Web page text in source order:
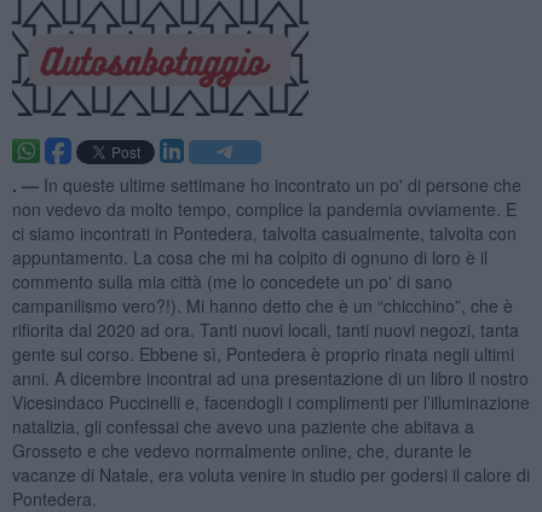
. — In queste ultime settimane ho incontrato un po' di persone che
non vedevo da molto tempo, complice la pandemia ovviamente. E
ci siamo incontrati in Pontedera, talvolta casualmente, talvolta con
appuntamento. La cosa che mi ha colpito di ognuno di loro è il
commento sulla mia città (me lo concedete un po' di sano
campanilismo vero?!). Mi hanno detto che è un “chicchino”, che è
rifiorita dal 2020 ad ora. Tanti nuovi locali, tanti nuovi negozi, tanta
gente sul corso. Ebbene sì, Pontedera è proprio rinata negli ultimi
anni. A dicembre incontrai ad una presentazione di un libro il nostro
Vicesindaco Puccinelli e, facendogli i complimenti per l’illuminazione
natalizia, gli confessai che avevo una paziente che abitava a
Grosseto e che vedevo normalmente online, che, durante le
vacanze di Natale, era voluta venire in studio per godersi il calore di
Pontedera.